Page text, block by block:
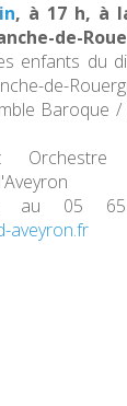
, à 17 h, à
de-
enfants du
de-
Baroque
au 05
aveyron.fr